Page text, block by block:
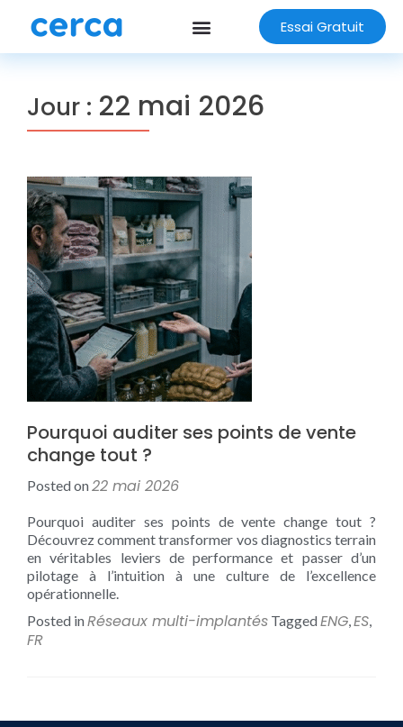
Essai Gratuit
Jour : 22 mai 2026
Pourquoi auditer ses points de vente
change tout ?
Posted on22 mai 2026
Pourquoi auditer ses points de vente change tout ?
Découvrez comment transformer vos diagnostics terrain
en véritables leviers de performance et passer d’un
pilotage à l’intuition à une culture de l’excellence
opérationnelle.
Posted inRéseaux multi-implantés TaggedENG,ES,
FR